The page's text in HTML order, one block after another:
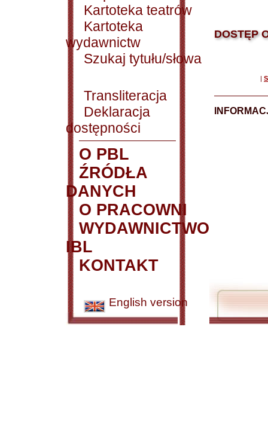
Kartoteka teatrów
Kartoteka
wydawnictw
Szukaj tytułu/słowa
Transliteracja
Deklaracja
dostępności
O PBL
ŹRÓDŁA
DANYCH
O PRACOWNI
WYDAWNICTWO
IBL
KONTAKT
English version
DOSTĘP
|